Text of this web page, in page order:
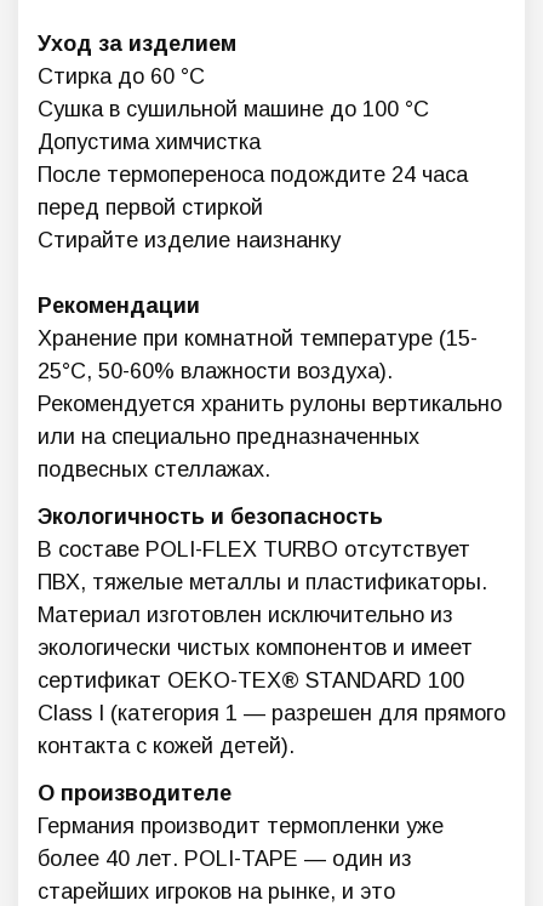
Уход за изделием
Стирка до 60 °C
Сушка в сушильной машине до 100 °C
Допустима химчистка
После термопереноса подождите 24 часа
перед первой стиркой
Стирайте изделие наизнанку
Рекомендации
Хранение при комнатной температуре (15-
25°C, 50-60% влажности воздуха).
Рекомендуется хранить рулоны вертикально
или на специально предназначенных
подвесных стеллажах.
Экологичность и безопасность
В составе POLI-FLEX TURBO отсутствует
ПВХ, тяжелые металлы и пластификаторы.
Материал изготовлен исключительно из
экологически чистых компонентов и имеет
сертификат OEKO-TEX® STANDARD 100
Class I (категория 1 — разрешен для прямого
контакта с кожей детей).
О производителе
Германия производит термопленки уже
более 40 лет. POLI-TAPE — один из
старейших игроков на рынке, и это